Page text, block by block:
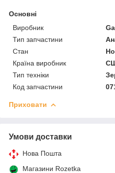
Основні
Виробник
Тип запчастини
Стан
Країна виробник
Тип техніки
Код запчастини
Приховати
Умови доставки
Нова Пошта
Магазини Rozetka